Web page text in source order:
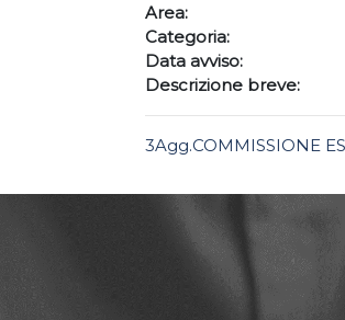
Area:
Categoria:
Data avviso:
Descrizione breve:
3Agg.COMMISSIONE